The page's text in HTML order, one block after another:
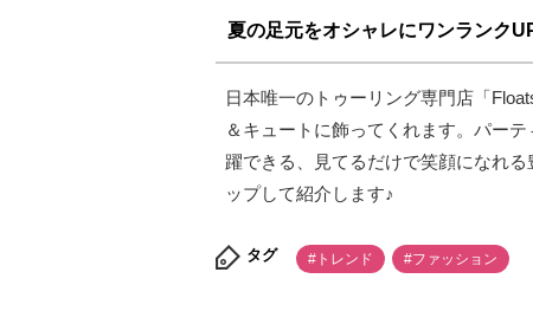
夏の足元をオシャレにワンランク
日本唯一のトゥーリング専門店「
＆キュートに飾ってくれます。パー
躍できる、見てるだけで笑顔になれ
ップして紹介します♪
タグ #トレンド #ファッション